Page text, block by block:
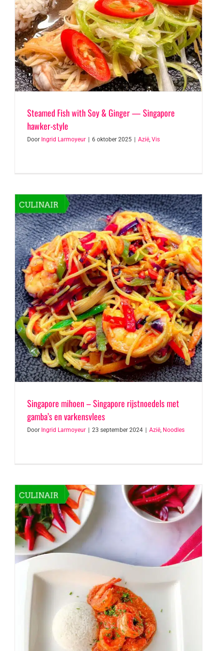
Steamed Fish with Soy & Ginger — Singapore
hawker-style
Door Ingrid Larmoyeur 6 oktober 2025 Azië, Vis
Singapore mihoen – Singapore rijstnoedels met
gamba’s en varkensvlees
Door Ingrid Larmoyeur 23 september 2024 Azië, Noodles